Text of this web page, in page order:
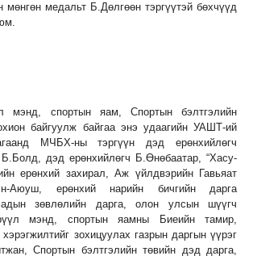
медальт Б.Дөлгөөн тэргүүтэй бөхчүүд
мэнд, спортын яам, Спортын бэлтгэлийн
байгуулж байгаа энэ удаагийн УАШТ-ий
МЧБХ-ны тэргүүн дэд ерөнхийлөгч
Б.Болд, дэд ерөнхийлөгч Б.Өнөбаатар, “Хасу-
ерөнхий захирал, Аж үйлдвэрийн Гавьяат
Аюуш, ерөнхий нарийн бичгийн дарга
зөвлөлийн дарга, олон улсын шүүгч
мэнд, спортын яамны Биеийн тамир,
зохицуулах газрын даргын үүрэг
Спортын бэлтгэлийн төвийн дэд дарга,